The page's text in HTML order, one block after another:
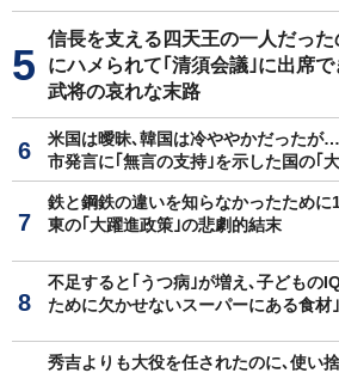
信長を支える四天王の一人だっ
にハメられて｢清須会議｣に出席
武将の哀れな末路
米国は曖昧､韓国は冷ややかだったが
市発言に｢無言の支持｣を示した国の｢
鉄と鋼鉄の違いを知らなかったため
東の｢大躍進政策｣の悲劇的結末
不足すると｢うつ病｣が増え､子どもの
ために欠かせないスーパーにある食材｣
秀吉よりも大役を任されたのに､使い